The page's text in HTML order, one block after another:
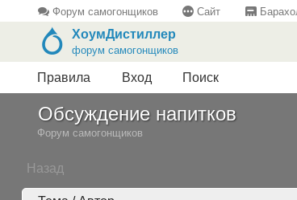
Форум самогонщиков Сайт
ХоумДистиллер
форум самогонщиков
Правила Вход Поиск
Обсуждение напитков
Форум самогонщиков
Назад